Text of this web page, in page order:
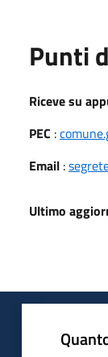
Punti
Riceve su
PEC :
Email :
Ultimo